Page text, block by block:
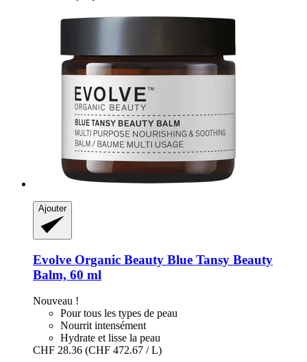
Ajouter
Evolve Organic Beauty Blue Tansy Beauty
Balm, 60 ml
Nouveau !
Pour tous les types de peau
Nourrit intensément
Hydrate et lisse la peau
CHF 28.36 (CHF 472.67 / L)